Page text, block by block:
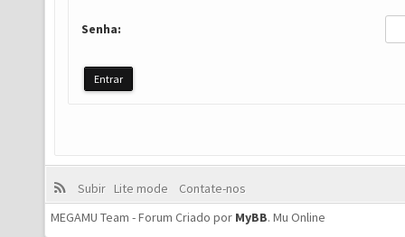
Senha:
Subir Lite mode
Contate-nos
MEGAMU Team - Forum Criado por MyBB. Mu Online